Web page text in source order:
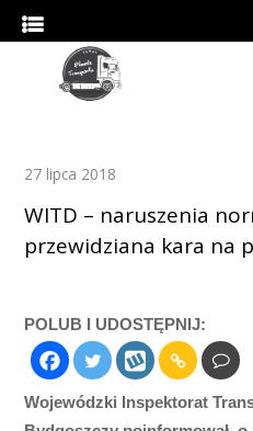
27 lipca 2018
WITD – naruszenia
przewidziana kara na
POLUB I UDOSTĘPNIJ:
Wojewódzki Inspektorat